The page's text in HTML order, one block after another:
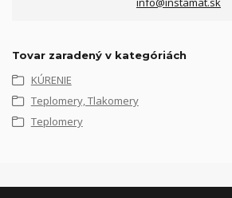
Tovar zaradený v kategóriách
KÚRENIE
Teplomery, Tlakomery
Teplomery